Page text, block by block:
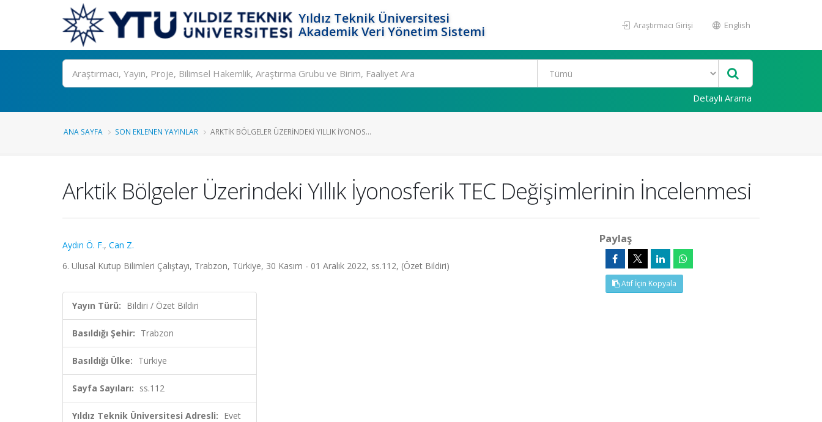
Yıldız Teknik Üniversitesi
Akademik Veri Yönetim Sistemi
Araştırmacı Girişi English
Ara
Detaylı Arama
ANA SAYFA SON EKLENEN YAYINLAR ARKTIK BÖLGELER ÜZERINDEKI YILLIK İYONOS...
Arktik Bölgeler Üzerindeki Yıllık İyonosferik TEC Değişimlerinin İncelenmesi
Aydın Ö. F., Can Z.
6. Ulusal Kutup Bilimleri Çalıştayı, Trabzon, Türkiye, 30 Kasım - 01 Aralık 2022, ss.112, (Özet Bildiri)
Yayın Türü: Bildiri / Özet Bildiri
Basıldığı Şehir: Trabzon
Basıldığı Ülke: Türkiye
Sayfa Sayıları: ss.112
Yıldız Teknik Üniversitesi Adresli: Evet
Paylaş
Atıf İçin Kopyala